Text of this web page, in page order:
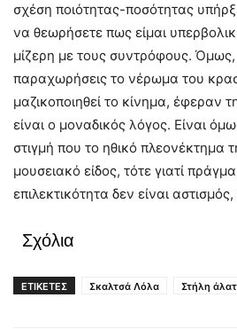
σχέση ποιότητας-ποσότητας
να θεωρήσετε πως είμαι
μίζερη με τους συντρόφους. Όμως,
παραχωρήσεις το νέρωμα του
μαζικοποιηθεί το κίνημα, έφεραν
είναι ο μοναδικός λόγος. Είναι
στιγμή που το ηθικό πλεονέκτημα
μουσειακό είδος, τότε γιατί
επιλεκτικότητα δεν είναι
Σχόλια
ΕΤΙΚΕΤΕΣ Σκαλτσά Λόλα Στήλη